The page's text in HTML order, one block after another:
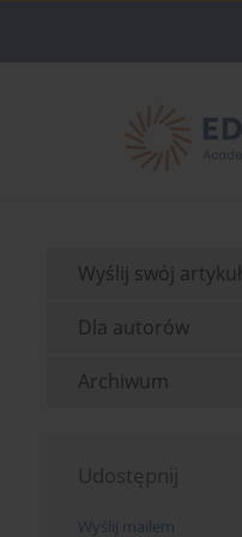
Wyślij swój artykuł
Dla autorów
Archiwum
Udostępnij
Wyślij mailem